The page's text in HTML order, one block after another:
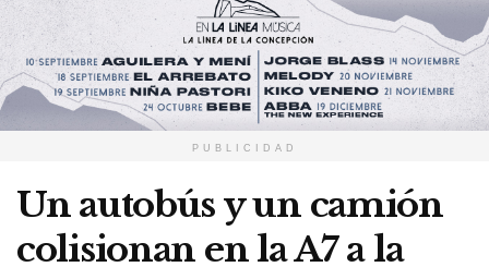
PUBLICIDAD
Un autobús y un camión
colisionan en la A7 a la